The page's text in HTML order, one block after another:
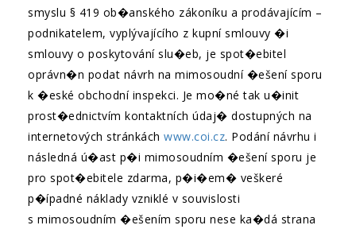
smyslu § 419 ob�anského zákoníku a prodávajícím –
podnikatelem, vyplývajícího z kupní smlouvy �i
smlouvy o poskytování slu�eb, je spot�ebitel
oprávn�n podat návrh na mimosoudní �ešení sporu
k �eské obchodní inspekci. Je mo�né tak u�init
prost�ednictvím kontaktních údaj� dostupných na
internetových stránkách www.coi.cz. Podání návrhu i
následná ú�ast p�i mimosoudním �ešení sporu je
pro spot�ebitele zdarma, p�i�em� veškeré
p�ípadné náklady vzniklé v souvislosti
s mimosoudním �ešením sporu nese ka�dá strana